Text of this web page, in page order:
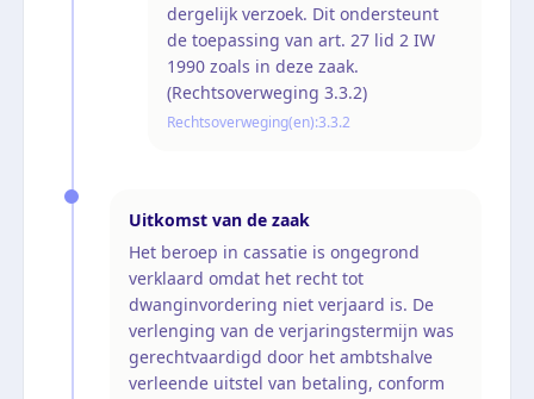
dergelijk verzoek. Dit ondersteunt
de toepassing van art. 27 lid 2 IW
1990 zoals in deze zaak.
(Rechtsoverweging 3.3.2)
Rechtsoverweging(en):3.3.2
Uitkomst van de zaak
Het beroep in cassatie is ongegrond
verklaard omdat het recht tot
dwanginvordering niet verjaard is. De
verlenging van de verjaringstermijn was
gerechtvaardigd door het ambtshalve
verleende uitstel van betaling, conform